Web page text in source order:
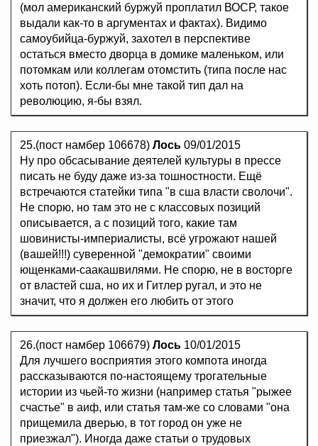
(мол американский буржуй проплатил ВОСР, такое
выдали как-то в аргументах и фактах). Видимо
самоубийца-буржуй, захотел в перспективе
остаться вместо дворца в домике маленьком, или
потомкам или коллегам отомстить (типа после нас
хоть потоп). Если-бы мне такой тип дал на
революцию, я-бы взял.
25.(пост намбер 106678) Лось 09/01/2015
Ну про обсасывание деятелей культуры в прессе
писать не буду даже из-за тошностности. Ещё
встречаются статейки типа "в сша власти сволочи".
Не спорю, но там это не с классовых позиций
описывается, а с позиций того, какие там
шовинисты-империалисты, всё угрожают нашей
(вашей!!!) суверенной "демократии" своими
ющенками-саакашвилями. Не спорю, не в восторге
от властей сша, но их и Гитлер ругал, и это не
значит, что я должен его любить от этого
26.(пост намбер 106679) Лось 10/01/2015
Для лучшего восприятия этого компота иногда
рассказываются по-настоящему трогательные
истории из чьей-то жизни (например статья "рыжее
счастье" в аиф, или статья там-же со словами "она
прищемила дверью, в тот город он уже не
приезжал"). Иногда даже статьи о трудовых